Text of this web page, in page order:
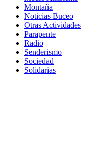
Montaña
Noticias Buceo
Otras Actividades
Parapente
Radio
Senderismo
Sociedad
Solidarias